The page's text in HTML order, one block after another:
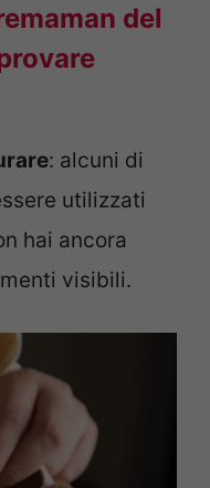
del
: alcuni di
utilizzati
hai ancora
visibili.